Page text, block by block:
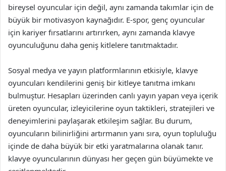
bireysel oyuncular için değil, aynı zamanda takımlar için de
büyük bir motivasyon kaynağıdır. E-spor, genç oyuncular
için kariyer fırsatlarını artırırken, aynı zamanda klavye
oyunculuğunu daha geniş kitlelere tanıtmaktadır.
Sosyal medya ve yayın platformlarının etkisiyle, klavye
oyuncuları kendilerini geniş bir kitleye tanıtma imkanı
bulmuştur. Hesapları üzerinden canlı yayın yapan veya içerik
üreten oyuncular, izleyicilerine oyun taktikleri, stratejileri ve
deneyimlerini paylaşarak etkileşim sağlar. Bu durum,
oyuncuların bilinirliğini artırmanın yanı sıra, oyun topluluğu
içinde de daha büyük bir etki yaratmalarına olanak tanır.
klavye oyuncularının dünyası her geçen gün büyümekte ve